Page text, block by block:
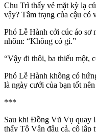
Chu Trì thấy vẻ mặt kỳ lạ
vậy? Tâm trạng của cậu có
Phó Lễ Hành cởi cúc áo sơ
nhõm: “Không có gì.”
“Vậy đi thôi, ba thiếu một,
Phó Lễ Hành không có
là ngày cưới của bạn tốt
***
Sau khi Đồng Vũ Vụ quay
thấy Tô Vận đâu cả, cô lập